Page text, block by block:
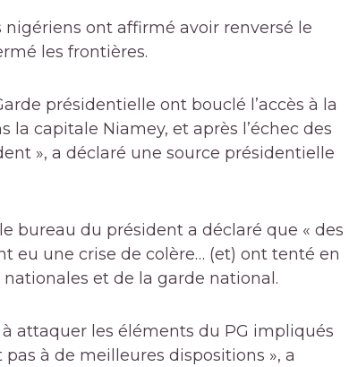
ont affirmé avoir renversé le
les frontières.
présidentielle ont bouclé l’accès à la
capitale Niamey, et après l’échec des
», a déclaré une source présidentielle
bureau du président a déclaré que « des
eu une crise de colère… (et) ont tenté en
et de la garde national.
attaquer les éléments du PG impliqués
à de meilleures dispositions », a